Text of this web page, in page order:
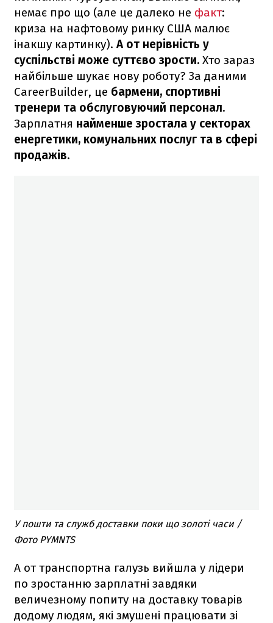
немає про що (але це далеко не факт:
криза на нафтовому ринку США малює
інакшу картинку). А от нерівність у
суспільстві може суттєво зрости. Хто зараз
найбільше шукає нову роботу? За даними
CareerBuilder, це бармени, спортивні
тренери та обслуговуючий персонал.
Зарплатня найменше зростала у секторах
енергетики, комунальних послуг та в сфері
продажів.
У пошти та служб доставки поки що золоті часи /
Фото PYMNTS
А от транспортна галузь вийшла у лідери
по зростанню зарплатні завдяки
величезному попиту на доставку товарів
додому людям, які змушені працювати зі